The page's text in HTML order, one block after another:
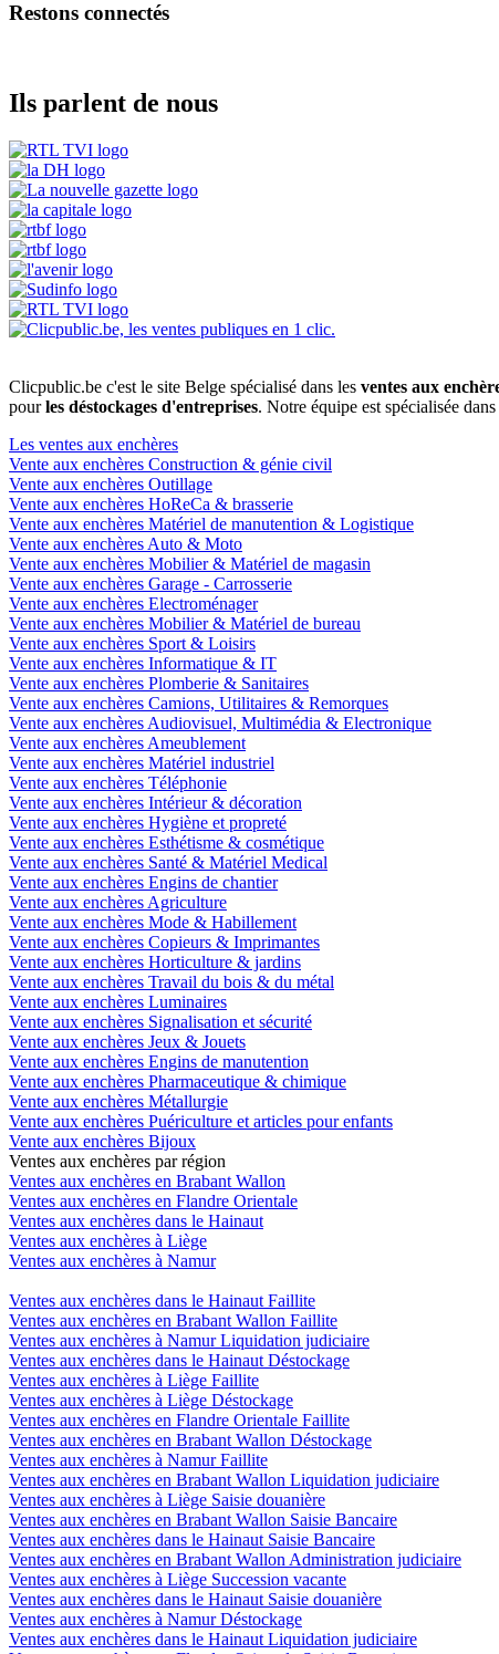
Restons connectés
Ils parlent de nous
Clicpublic.be c'est le site Belge spécialisé dans les ventes aux
pourles déstockages d'entreprises. Notre équipe est spécialisée dans
Les ventes aux enchères
Vente aux enchères Construction & génie civil
Vente aux enchères Outillage
Vente aux enchères HoReCa & brasserie
Vente aux enchères Matériel de manutention & Logistique
Vente aux enchères Auto & Moto
Vente aux enchères Mobilier & Matériel de magasin
Vente aux enchères Garage - Carrosserie
Vente aux enchères Electroménager
Vente aux enchères Mobilier & Matériel de bureau
Vente aux enchères Sport & Loisirs
Vente aux enchères Informatique & IT
Vente aux enchères Plomberie & Sanitaires
Vente aux enchères Camions, Utilitaires & Remorques
Vente aux enchères Audiovisuel, Multimédia & Electronique
Vente aux enchères Ameublement
Vente aux enchères Matériel industriel
Vente aux enchères Téléphonie
Vente aux enchères Intérieur & décoration
Vente aux enchères Hygiène et propreté
Vente aux enchères Esthétisme & cosmétique
Vente aux enchères Santé & Matériel Medical
Vente aux enchères Engins de chantier
Vente aux enchères Agriculture
Vente aux enchères Mode & Habillement
Vente aux enchères Copieurs & Imprimantes
Vente aux enchères Horticulture & jardins
Vente aux enchères Travail du bois & du métal
Vente aux enchères Luminaires
Vente aux enchères Signalisation et sécurité
Vente aux enchères Jeux & Jouets
Vente aux enchères Engins de manutention
Vente aux enchères Pharmaceutique & chimique
Vente aux enchères Métallurgie
Vente aux enchères Puériculture et articles pour enfants
Vente aux enchères Bijoux
Ventes aux enchères par région
Ventes aux enchères en Brabant Wallon
Ventes aux enchères en Flandre Orientale
Ventes aux enchères dans le Hainaut
Ventes aux enchères à Liège
Ventes aux enchères à Namur
Ventes aux enchères dans le Hainaut Faillite
Ventes aux enchères en Brabant Wallon Faillite
Ventes aux enchères à Namur Liquidation judiciaire
Ventes aux enchères dans le Hainaut Déstockage
Ventes aux enchères à Liège Faillite
Ventes aux enchères à Liège Déstockage
Ventes aux enchères en Flandre Orientale Faillite
Ventes aux enchères en Brabant Wallon Déstockage
Ventes aux enchères à Namur Faillite
Ventes aux enchères en Brabant Wallon Liquidation judiciaire
Ventes aux enchères à Liège Saisie douanière
Ventes aux enchères en Brabant Wallon Saisie Bancaire
Ventes aux enchères dans le Hainaut Saisie Bancaire
Ventes aux enchères en Brabant Wallon Administration judiciaire
Ventes aux enchères à Liège Succession vacante
Ventes aux enchères dans le Hainaut Saisie douanière
Ventes aux enchères à Namur Déstockage
Ventes aux enchères dans le Hainaut Liquidation judiciaire